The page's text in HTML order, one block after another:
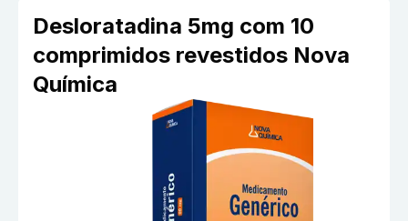
Desloratadina 5mg com 10
comprimidos revestidos Nova
Química